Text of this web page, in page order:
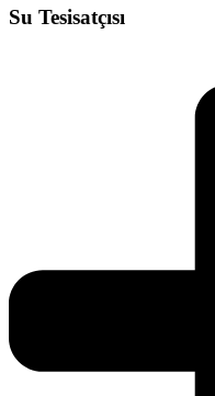
Su Tesisatçısı